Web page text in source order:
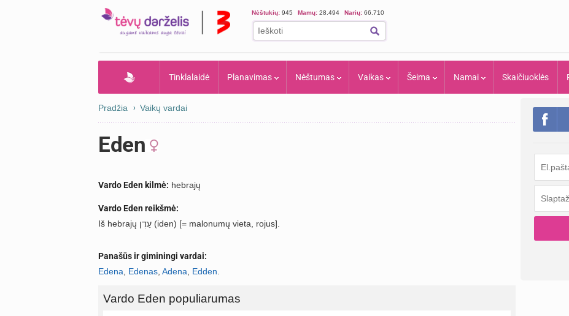
Nėštukių: 945 Mamų: 28.494 Narių: 66.710
Tinklalaidė Planavimas Nėštumas Vaikas Šeima Namai Skaičiuoklės
Pradžia Vaikų vardai
Eden
Vardo Eden kilmė: hebrajų
Vardo Eden reikšmė:
Iš hebrajų עֵדֶן (iden) [= malonumų vieta, rojus].
Panašūs ir giminingi vardai:
Edena
Edenas Adena Edden
Vardo Eden populiarumas